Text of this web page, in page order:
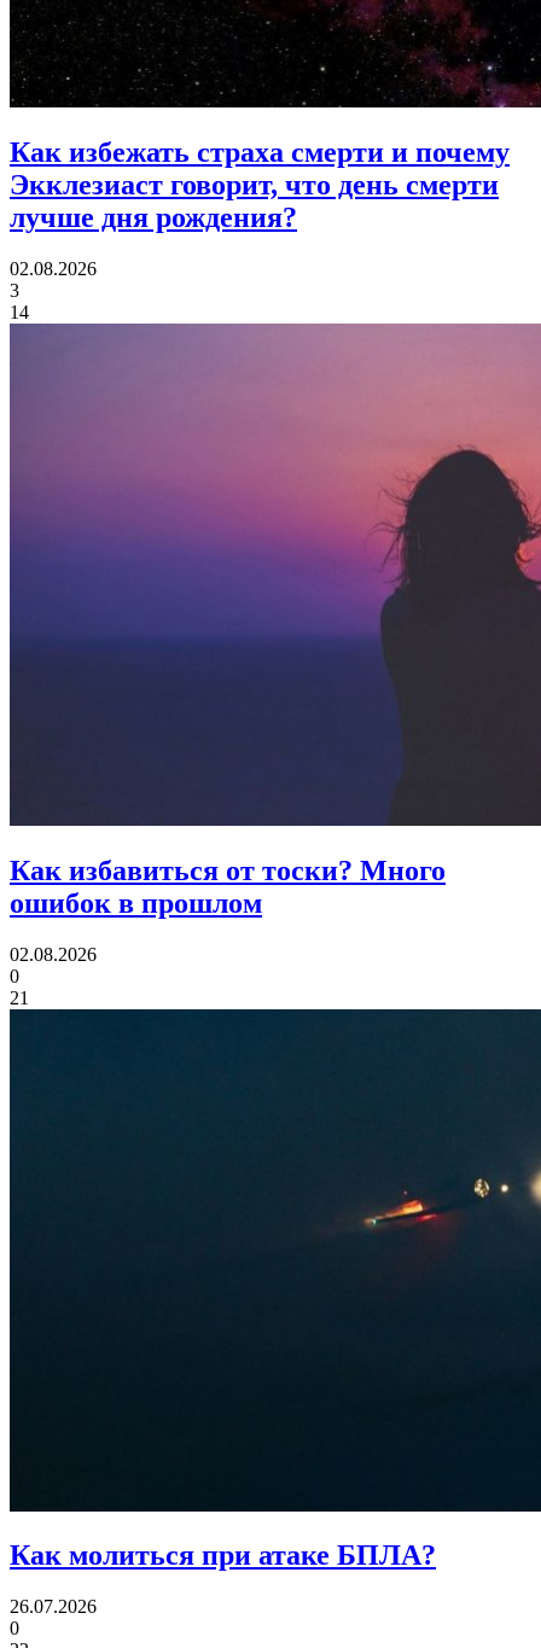
Как избежать страха смерти и почему
Экклезиаст говорит, что день смерти
лучше дня рождения?
02.08.2026
3
14
Как избавиться от тоски? Много
ошибок в прошлом
02.08.2026
0
21
Как молиться при атаке БПЛА?
26.07.2026
0